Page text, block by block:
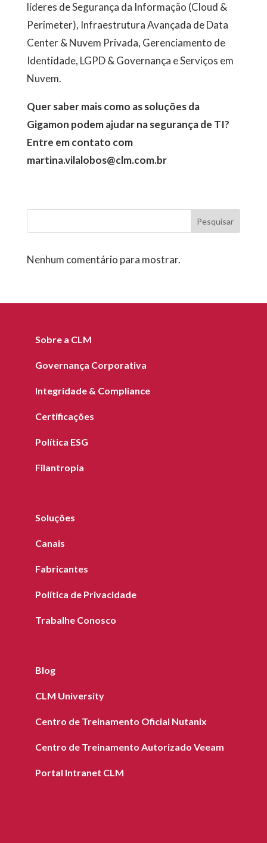
líderes de Segurança da Informação (Cloud &
Perimeter), Infraestrutura Avançada de Data
Center & Nuvem Privada, Gerenciamento de
Identidade, LGPD & Governança e Serviços em
Nuvem.
Quer saber mais como as soluções da
Gigamon podem ajudar na segurança de TI?
Entre em contato com
martina.vilalobos@clm.com.br
Pesquisar
Nenhum comentário para mostrar.
Sobre a CLM
Governança Corporativa
Integridade & Compliance
Certificações
Política ESG
Filantropia
Soluções
Canais
Fabricantes
Política de Privacidade
Trabalhe Conosco
Blog
CLM University
Centro de Treinamento Oficial Nutanix
Centro de Treinamento Autorizado Veeam
Portal Intranet CLM